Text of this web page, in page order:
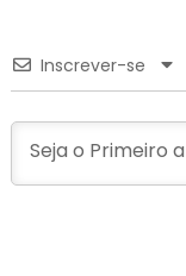
Inscrever-se